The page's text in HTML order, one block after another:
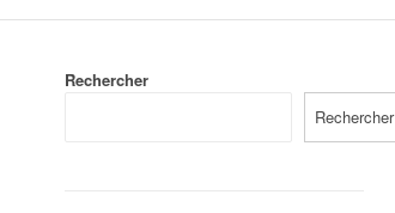
Rechercher
Rechercher